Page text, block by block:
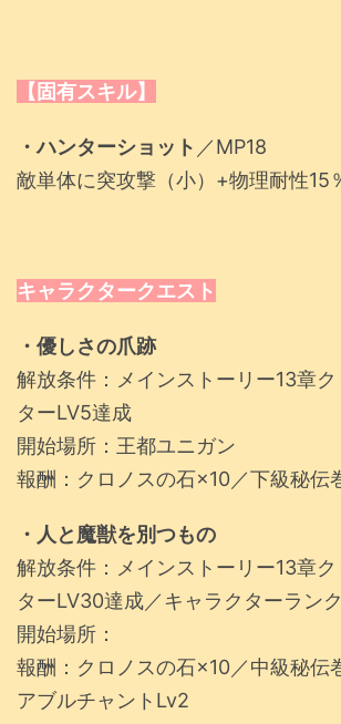
【固有スキル】
・ハンターショット ／MP18
敵単体に突攻撃（小）+物理耐性15
キャラクタークエスト
・優しさの爪跡
解放条件：メインストーリー13章
ターLV5達成
開始場所：王都ユニガン
報酬：クロノスの石×10／下級秘伝
・人と魔獣を別つもの
解放条件：メインストーリー13章
ターLV30達成／キャラクターラン
開始場所：
報酬：クロノスの石×10／中級秘伝
アブルチャントLv2